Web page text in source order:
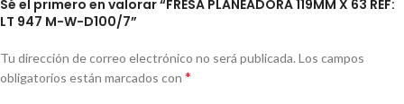
Sé el primero en valorar “FRESA PLANEADORA 119MM X 63 REF:
LT 947 M-W-D100/7”
Tu dirección de correo electrónico no será publicada. Los campos
obligatorios están marcados con *